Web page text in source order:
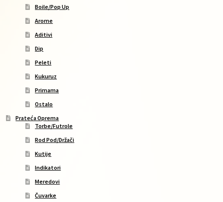
Boile/Pop Up
Arome
Aditivi
Dip
Peleti
Kukuruz
Primama
Ostalo
Prateća Oprema
Torbe/Futrole
Rod Pod/Držači
Kutije
Indikatori
Meredovi
Čuvarke